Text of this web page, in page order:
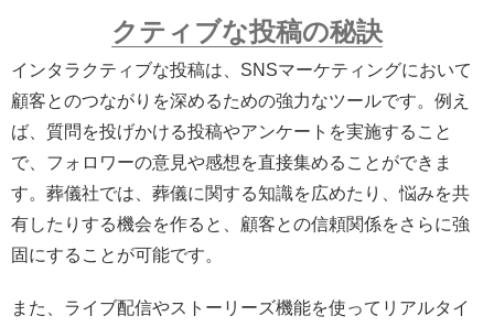
クティブな投稿の秘訣
インタラクティブな投稿は、SNSマーケティングにおいて
顧客とのつながりを深めるための強力なツールです。例え
ば、質問を投げかける投稿やアンケートを実施すること
で、フォロワーの意見や感想を直接集めることができま
す。葬儀社では、葬儀に関する知識を広めたり、悩みを共
有したりする機会を作ると、顧客との信頼関係をさらに強
固にすることが可能です。
また、ライブ配信やストーリーズ機能を使ってリアルタイ